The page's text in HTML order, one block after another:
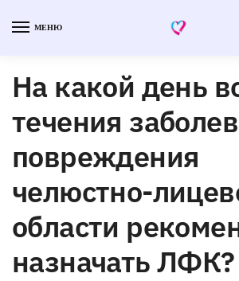
МЕНЮ
На какой день
течения
повреждения
челюстно-
области
назначать ЛФК?